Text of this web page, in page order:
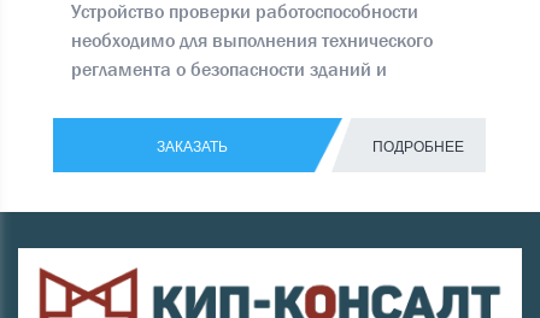
Устройство проверки работоспособности
необходимо для выполнения технического
регламента о безопасности зданий и
ЗАКАЗАТЬ ПОДРОБНЕЕ